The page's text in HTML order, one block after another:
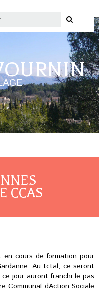
CCAS
en cours de formation pour
Au total, ce seront
jour auront franchi le pas
Communal d’Action Sociale